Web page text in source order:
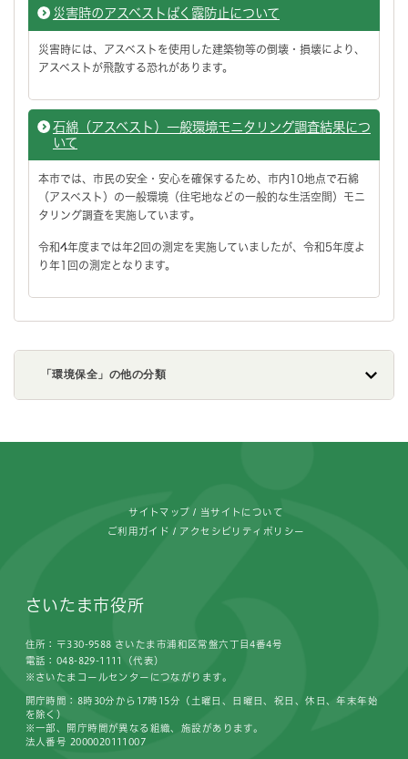
災害時のアスベストばく露防止について
災害時には、アスベストを使用した建築物等の倒壊・損壊により、
アスベストが飛散する恐れがあります。
石綿（アスベスト）一般環境モニタリング調査結果につ
いて
本市では、市民の安全・安心を確保するため、市内10地点で石綿
（アスベスト）の一般環境（住宅地などの一般的な生活空間）モニ
タリング調査を実施しています。
令和4年度までは年2回の測定を実施していましたが、令和5年度よ
り年1回の測定となります。
「環境保全」の他の分類
サイトマップ 当サイトについて
ご利用ガイド アクセシビリティポリシー
さいたま市役所
住所：〒330-9588 さいたま市浦和区常盤六丁目4番4号
電話：048-829-1111（代表）
※さいたまコールセンターにつながります。
開庁時間：8時30分から17時15分（土曜日、日曜日、祝日、休日、年末年始
を除く）
※一部、開庁時間が異なる組織、施設があります。
法人番号 2000020111007